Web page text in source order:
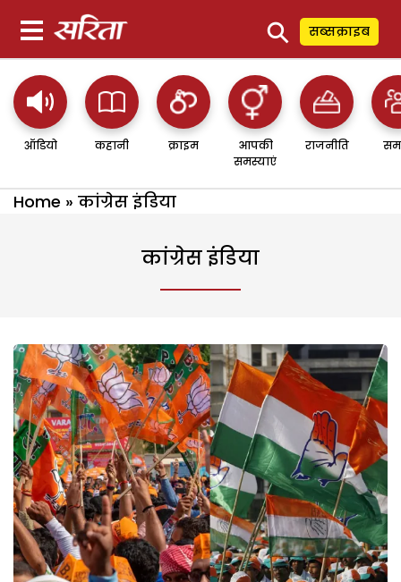
⚲ सब्सक्राइब
ऑडियो कहानी क्राइम
आपकी
समस्याएं
राजनीति
Home » कांग्रेस इंडिया
कांग्रेस इंडिया